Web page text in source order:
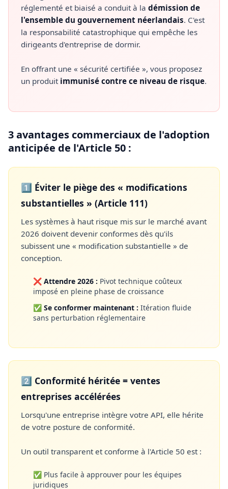
réglementé et biaisé a conduit à la démission de
l'ensemble du gouvernement néerlandais. C'est
la responsabilité catastrophique qui empêche les
dirigeants d'entreprise de dormir.
En offrant une « sécurité certifiée », vous proposez
un produit immunisé contre ce niveau de risque.
3 avantages commerciaux de l'adoption
anticipée de l'Article 50 :
1️⃣ Éviter le piège des « modifications
substantielles » (Article 111)
Les systèmes à haut risque mis sur le marché avant
2026 doivent devenir conformes dès qu'ils
subissent une « modification substantielle » de
conception.
❌ Attendre 2026 : Pivot technique coûteux
imposé en pleine phase de croissance
✅ Se conformer maintenant : Itération fluide
sans perturbation réglementaire
2️⃣ Conformité héritée = ventes
entreprises accélérées
Lorsqu'une entreprise intègre votre API, elle hérite
de votre posture de conformité.
Un outil transparent et conforme à l'Article 50 est :
✅ Plus facile à approuver pour les équipes
juridiques